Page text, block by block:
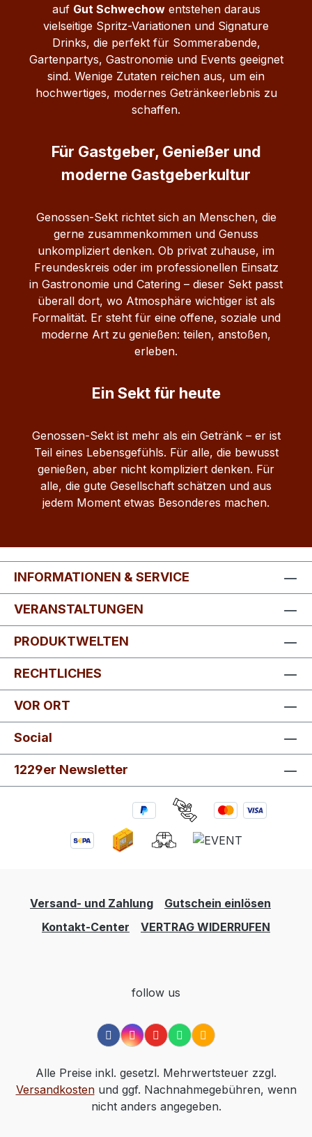
auf Gut Schwechowentstehen daraus
vielseitige Spritz-Variationen und Signature
Drinks, die perfekt für Sommerabende,
Gartenpartys, Gastronomie und Events geeignet
sind. Wenige Zutaten reichen aus, um ein
hochwertiges, modernes Getränkeerlebnis zu
schaffen.
Für Gastgeber, Genießer und
moderne Gastgeberkultur
Genossen-Sekt richtet sich an Menschen, die
gerne zusammenkommen und Genuss
unkompliziert denken. Ob privat zuhause, im
Freundeskreis oder im professionellen Einsatz
in Gastronomie und Catering – dieser Sekt passt
überall dort, wo Atmosphäre wichtiger ist als
Formalität. Er steht für eine offene, soziale und
moderne Art zu genießen: teilen, anstoßen,
erleben.
Ein Sekt für heute
Genossen-Sekt ist mehr als ein Getränk – er ist
Teil eines Lebensgefühls. Für alle, die bewusst
genießen, aber nicht kompliziert denken. Für
alle, die gute Gesellschaft schätzen und aus
jedem Moment etwas Besonderes machen.
INFORMATIONEN & SERVICE
VERANSTALTUNGEN
PRODUKTWELTEN
RECHTLICHES
VOR ORT
Social
1229er Newsletter
Versand- und Zahlung
Gutschein einlösen
Kontakt-Center
VERTRAG WIDERRUFEN
follow us
Alle Preise inkl. gesetzl. Mehrwertsteuer zzgl.
Versandkostenund ggf. Nachnahmegebühren, wenn
nicht anders angegeben.